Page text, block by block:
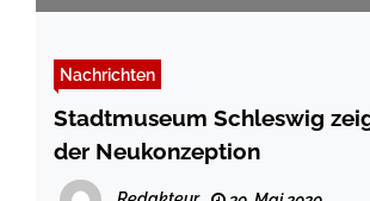
Nachrichten
Stadtmuseum Schleswig
der Neukonzeption